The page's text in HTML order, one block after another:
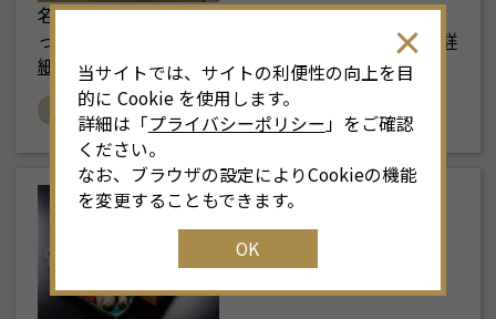
名古屋駅から地下鉄で三十分。かつては別荘地であ
った八事に、八勝館はあります。 門3棟を含む…
詳
細を見る
# 料亭 # 和食
徳川美術館 日本料
理 宝善亭
当サイトでは、サイトの利便性の向上を目
的に Cookie を使用します。
詳細は「プライバシーポリシー 」をご確認
ください。
なお、ブラウザの設定によりCookieの機能
を変更することもできます。
OK